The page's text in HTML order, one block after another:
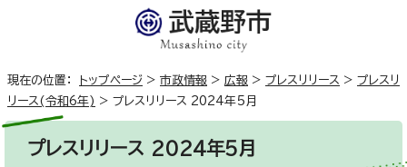
現在の位置： トップページ > 市政情報 > 広報 > プレスリリース > プレスリ
リース(令和6年) > プレスリリース 2024年5月
プレスリリース 2024年5月